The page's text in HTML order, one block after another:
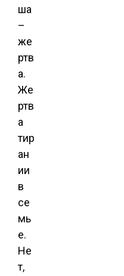
ша
–
же
ртв
а.
Же
ртв
а
тир
ан
ии
в
се
мь
е.
Не
т,